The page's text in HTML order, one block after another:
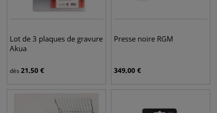
Lot de 3 plaques de gravure
Akua
dès 21,50 €
Presse noire RGM
349,00 €